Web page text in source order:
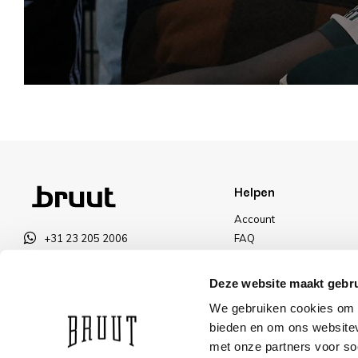
Deze website maakt
We gebruiken cookies
bieden en om ons
met onze partners voor
+31 23 205 2006
OPENINGSTIJDEN
Helpen
Account
FAQ
Betalen
Kortingen